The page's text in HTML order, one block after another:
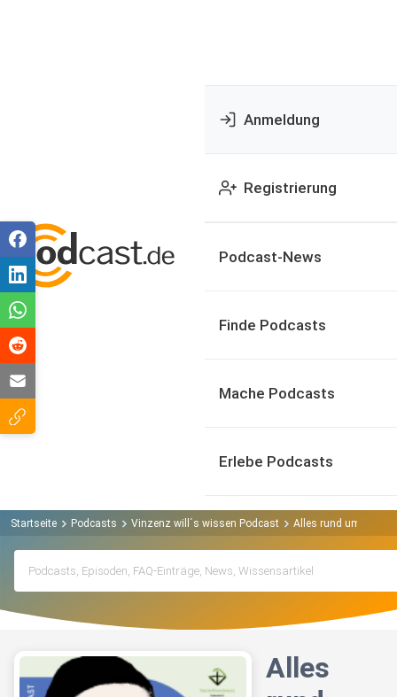
Anmeldung
Registrierung
Podcast-News
Finde Podcasts
Mache Podcasts
Erlebe Podcasts
Startseite Podcasts Vinzenz will´s wissen Podcast Alles rund um das
Alles